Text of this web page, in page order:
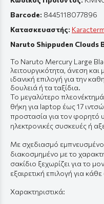
Barcode: 8445118077896
Κατασκευαστής:
Naruto Shippuden Clouds
Το Naruto Mercury Large
λειτουργικότητα, άνεση
ιδανική επιλογή για την
δουλειά ή τα ταξίδια.
Το μεγαλύτερο πλεονέκτημά
θήκη για laptop έως 17
προστασία για τον φορητό
ηλεκτρονικές συσκευές ή
Με σχεδιασμό
διακοσμημένο με το
σακίδιο ξεχωρίζει για το
εξαιρετική επιλογή για
Χαρακτηριστικά: